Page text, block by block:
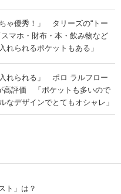
ゃ優秀！」 タリーズの“トー
マホ・財布・本・飲み物など
れられるポケットもある」
入れられる」 ポロ ラルフロー
高評価 「ポケットも多いので
なデザインでとてもオシャレ」
ト」は？